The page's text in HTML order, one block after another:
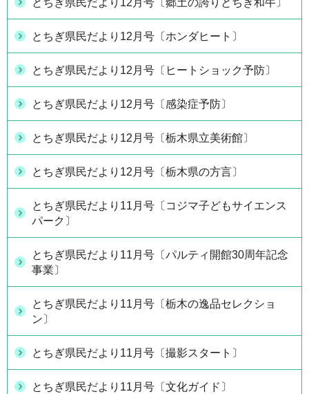
とちぎ県民だより12月号〔郷土の誇りとちぎ和牛〕
とちぎ県民だより12月号〔ホンダヒート〕
とちぎ県民だより12月号〔ヒートショック予防〕
とちぎ県民だより12月号〔感染症予防〕
とちぎ県民だより12月号〔栃木県立美術館〕
とちぎ県民だより12月号〔栃木県の方言〕
とちぎ県民だより11月号〔コジマ子どもサイエンス
パーク〕
とちぎ県民だより11月号〔パルティ開館30周年記念
事業〕
とちぎ県民だより11月号〔栃木の逸品セレクショ
ン〕
とちぎ県民だより11月号〔撮影スタート〕
とちぎ県民だより11月号〔文化ガイド〕